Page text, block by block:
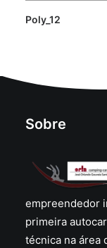
Poly_12
Sobre
empreendedor
primeira
técnica na área